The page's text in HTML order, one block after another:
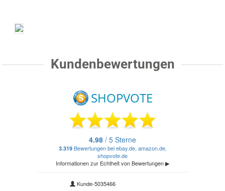
Kundenbewertungen